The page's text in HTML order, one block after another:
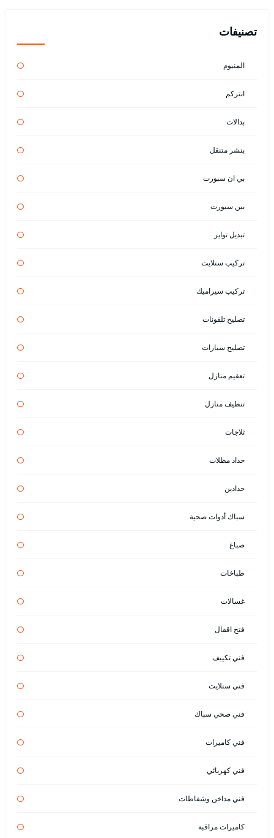
تصنيفات
المنيوم
انتركم
بدالات
بنشر متنقل
بي ان سبورت
بين سبورت
تبديل تواير
تركيب ستلايت
تركيب سيراميك
تصليح تلفونات
تصليح سيارات
تعقيم منازل
تنظيف منازل
ثلاجات
حداد مظلات
حدادين
سباك أدوات صحية
صباغ
طباخات
غسالات
فتح اقفال
فني تكييف
فني ستلايت
فني صحي سباك
فني كاميرات
فني كهربائي
فني مداخن وشفاطات
كاميرات مراقبة